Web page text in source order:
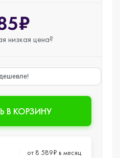
низкая цена?
В КОРЗИНУ
от 8 589₽ в месяц